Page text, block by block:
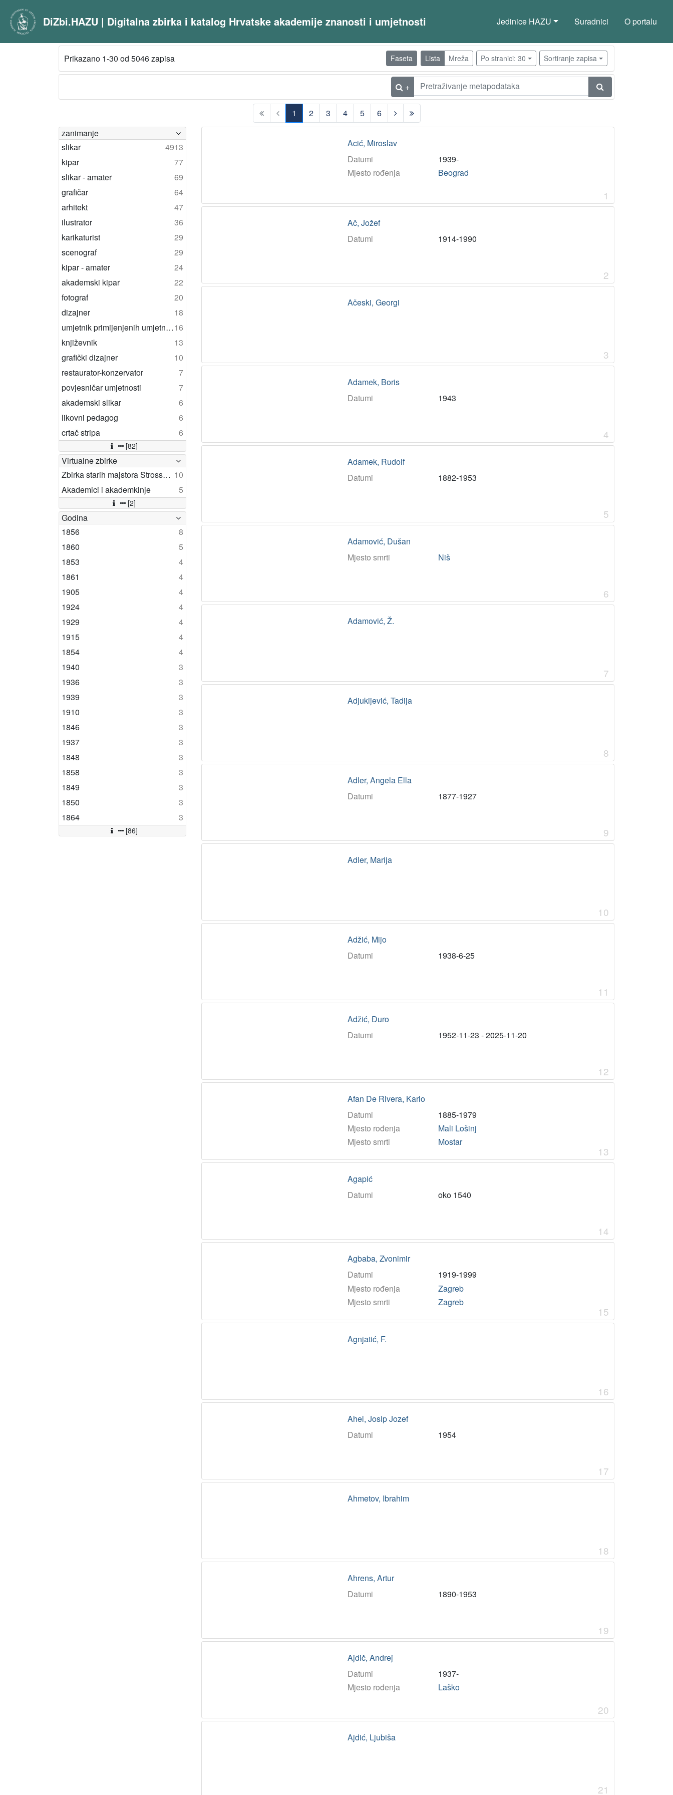
DiZbi.HAZU | Digitalna zbirka i katalog Hrvatske akademije znanosti i umjetnosti Jedinice HAZU Suradnici O portalu
Prikazano 1-30 od 5046 zapisa Faseta Lista Mreža Po stranici: 30 Sortiranje zapisa
+
1
(current)
2 3 4 5
6
zanimanje
slikar
4913
kipar
77
slikar - amater
69
grafičar
64
arhitekt
47
ilustrator
36
karikaturist
29
scenograf
29
kipar - amater
24
akademski kipar
22
fotograf
20
dizajner
18
umjetnik primijenjenih umjetnosti16
književnik
13
grafički dizajner
10
restaurator-konzervator
7
povjesničar umjetnosti
7
akademski slikar
6
likovni pedagog
6
crtač stripa
6
[82]
Virtualne zbirke
Zbirka starih majstora Strossmayerove galerije 10
Akademici i akademkinje
5
[2]
Godina
1856
8
1860
5
1853
4
1861
4
1905
4
1924
4
1929
4
1915
4
1854
4
1940
3
1936
3
1939
3
1910
3
1846
3
1937
3
1848
3
1858
3
1849
3
1850
3
1864
3
[86]
Acić, Miroslav
Datumi
1939-
Mjesto rođenja
Beograd
1
Ač, Jožef
Datumi
1914-1990
2
Ačeski, Georgi
3
Adamek, Boris
Datumi
1943
4
Adamek, Rudolf
Datumi
1882-1953
5
Adamović, Dušan
Mjesto smrti
Niš
6
Adamović, Ž.
7
Adjukijević, Tadija
8
Adler, Angela Ella
Datumi
1877-1927
9
Adler, Marija
10
Adžić, Mijo
Datumi
1938-6-25
11
Adžić, Đuro
Datumi
1952-11-23 - 2025-11-20
12
Afan De Rivera, Karlo
Datumi
1885-1979
Mjesto rođenja
Mali Lošinj
Mjesto smrti
Mostar
13
Agapić
Datumi
oko 1540
14
Agbaba, Zvonimir
Datumi
1919-1999
Mjesto rođenja
Zagreb
Mjesto smrti
Zagreb
15
Agnjatić, F.
16
Ahel, Josip Jozef
Datumi
1954
17
Ahmetov, Ibrahim
18
Ahrens, Artur
Datumi
1890-1953
19
Ajdič, Andrej
Datumi
1937-
Mjesto rođenja
Laško
20
Ajdić, Ljubiša
21